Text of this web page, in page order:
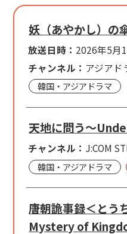
妖（あやかし）の
放送日時： 2026年5月
チャンネル： アジア
韓国・アジアドラマ
天地に問う～
チャンネル： J:COM
韓国・アジアドラマ
唐朝詭事録＜とう
Mystery of